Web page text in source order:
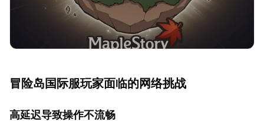
冒险岛国际服玩家面临的网络挑战
高延迟导致操作不流畅